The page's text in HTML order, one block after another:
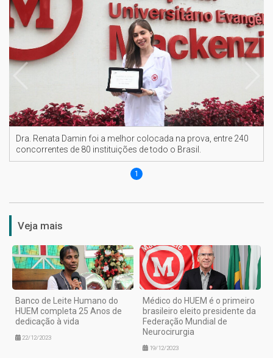
Dra. Renata Damin foi a melhor colocada na prova, entre 240
concorrentes de 80 instituições de todo o Brasil.
1
Veja mais
Banco de Leite Humano do
HUEM completa 25 Anos de
dedicação à vida
22/12/2023
Médico do HUEM é o primeiro
brasileiro eleito presidente da
Federação Mundial de
Neurocirurgia
19/12/2023